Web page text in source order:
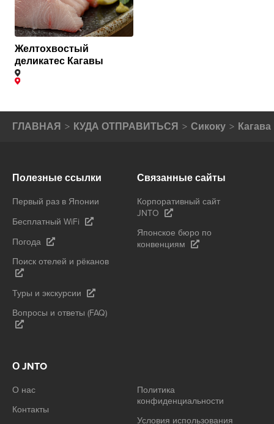
Желтохвостый
деликатес Кагавы
ГЛАВНАЯ КУДА ОТПРАВИТЬСЯ Сикоку Кагава
Полезные ссылки
Первый раз в Японии
Бесплатный WiFi
Погода
Поиск отелей и рёканов
Туры и экскурсии
Вопросы и ответы (FAQ)
Связанные сайты
Корпоративный сайт
JNTO
Японское бюро по
конвенциям
О JNTO
О нас
Контакты
Политика
конфиденциальности
Условия использования